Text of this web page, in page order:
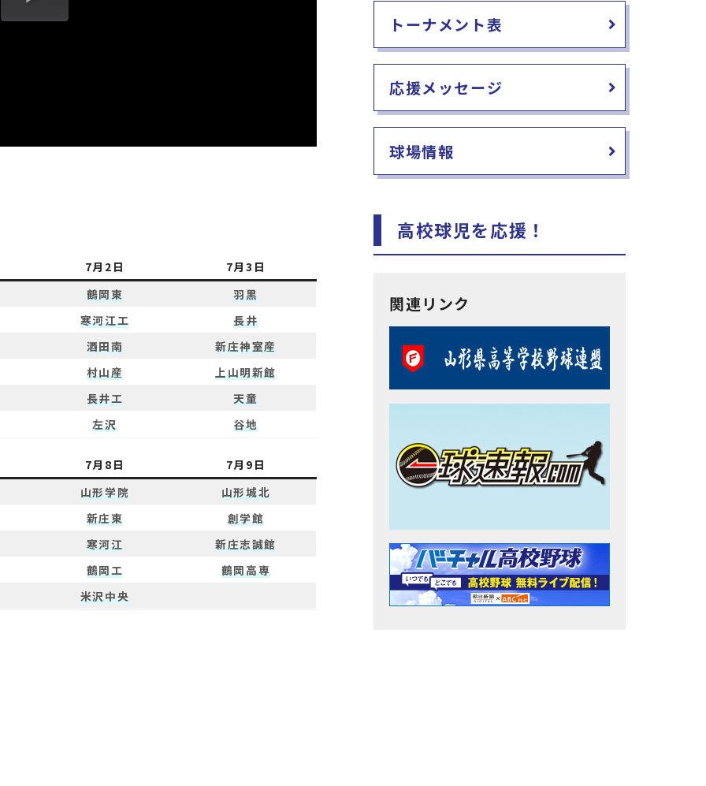
7月2日
7月3日
鶴岡東
羽黒
寒河江工
長井
酒田南
新庄神室産
村山産
上山明新館
長井工
天童
左沢
谷地
7月8日
7月9日
山形学院
山形城北
新庄東
創学館
寒河江
新庄志誠館
鶴岡工
鶴岡高専
米沢中央
トーナメント表
応援メッセージ
球場情報
高校球児を応援！
関連リンク